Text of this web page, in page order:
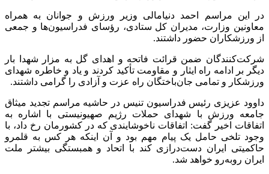
در این مراسم احمد دنیامالی وزیر ورزش و جوانان به همراه
معاونین وزارت، مدیران کل ستادی، رؤسای فدراسیون‌ها و جمعی
از ورزشکاران حضور داشتند.
شرکت‌کنندگان ضمن قرائت فاتحه و اهدای گل به مزار شهدا بار
دیگر بر ادامه راه ایثار و مقاومت تأکید کردند و یاد و خاطره شهدای
ورزشکار و تمامی جان‌باختگان راه عزت و آزادی را گرامی داشتند.
داوود عزیزی رئیس فدراسیون تنیس در حاشیه مراسم تجدید میثاق
جامعه ورزش با شهدای حملات رژیم صهیونیستی با اشاره به
اتفاقات اخیر گفت: اتفاقات ناخوشایندی که در کشورمان رخ داد، با
وجود تلخی حامل یک پیام مهم بود و آن اینکه هر کس به قلمرو
حاکمیتی ایران دست‌درازی کند با اتحاد و همبستگی بیشتر ملت
ایران روبه‌رو خواهد شد.